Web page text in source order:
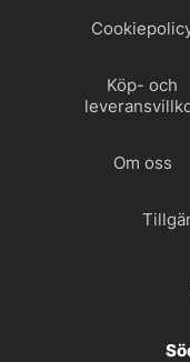
Köp- och
Om oss